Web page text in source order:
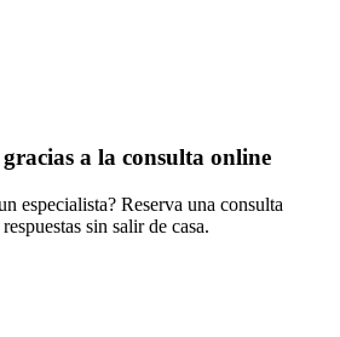
a la consulta online
especialista? Reserva una consulta
sin salir de casa.